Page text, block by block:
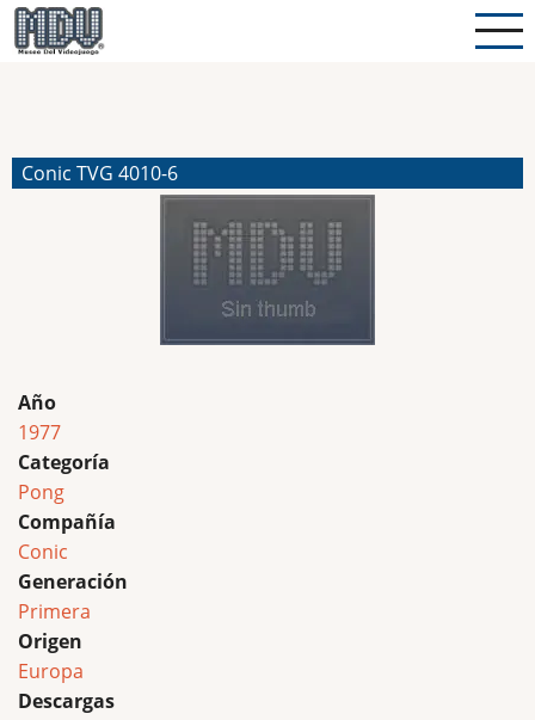
Pasar
al
Conic TVG 4010-6
Año
1977
Categoría
Pong
Compañía
Conic
Generación
Primera
Origen
Europa
Descargas